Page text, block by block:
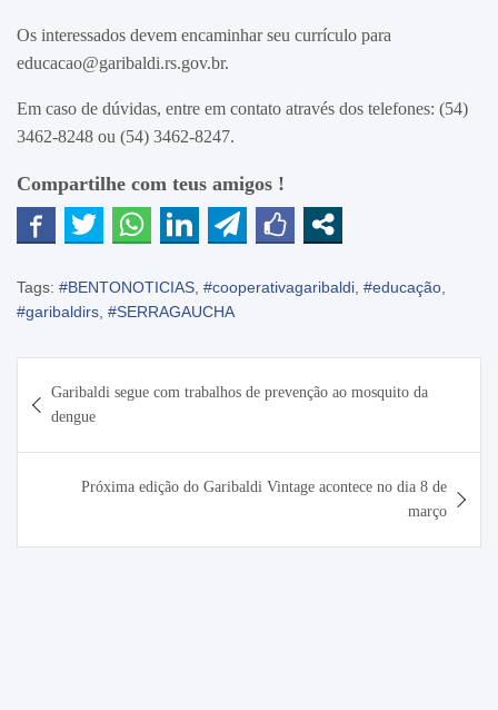
Os interessados devem encaminhar seu currículo para
educacao@garibaldi.rs.gov.br.
Em caso de dúvidas, entre em contato através dos telefones: (54)
3462-8248 ou (54) 3462-8247.
Compartilhe com teus amigos !
Tags: #BENTONOTICIAS #cooperativagaribaldi #educação
#garibaldirs #SERRAGAUCHA
de
Post
Garibaldi segue com trabalhos de prevenção ao mosquito da
dengue
Próxima edição do Garibaldi Vintage acontece no dia 8 de
março